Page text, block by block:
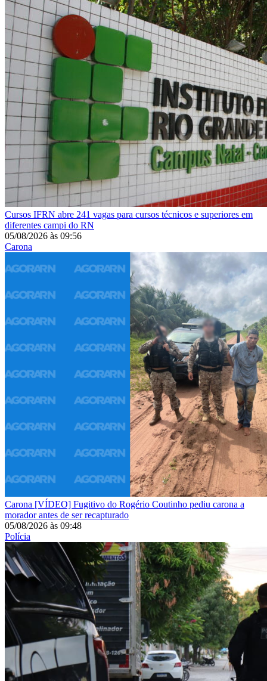
Cursos IFRN abre 241 vagas para cursos técnicos e superiores em
diferentes campi do RN
05/08/2026 às 09:56
Carona
Carona [VÍDEO] Fugitivo do Rogério Coutinho pediu carona a
morador antes de ser recapturado
05/08/2026 às 09:48
Polícia